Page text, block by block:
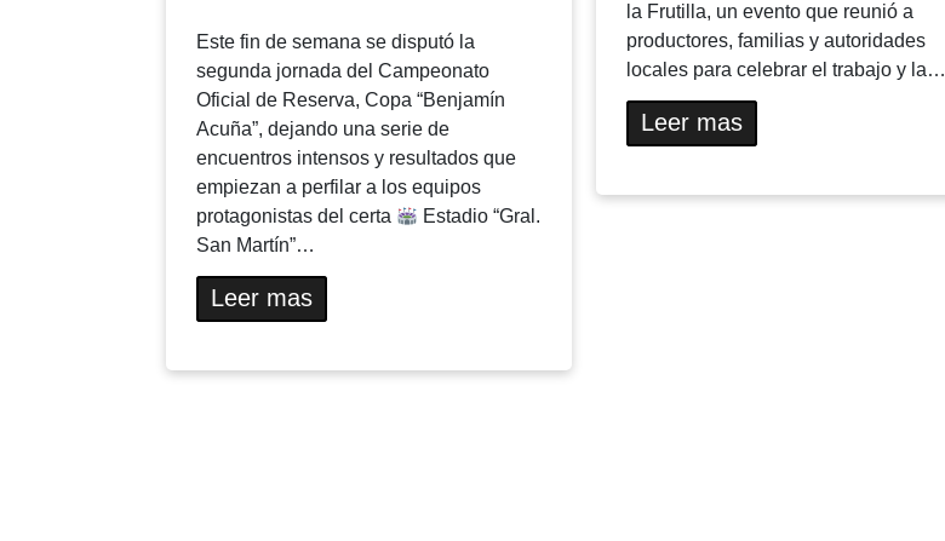
Este fin de semana se disputó la
segunda jornada del Campeonato
Oficial de Reserva, Copa “Benjamín
Acuña”, dejando una serie de
encuentros intensos y resultados que
empiezan a perfilar a los equipos
protagonistas del certa
Estadio “Gral.
San Martín”…
Leer mas
la Frutilla, un evento que reunió a
productores, familias y autoridades
locales para celebrar el trabajo y la…
Leer mas